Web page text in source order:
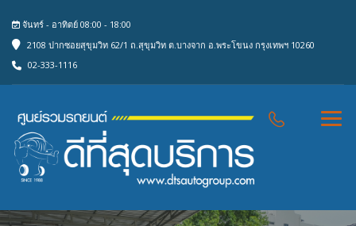
จันทร์ - อาทิตย์ 08:00 - 18:00
2108 ปากซอยสุขุมวิท 62/1 ถ.สุขุมวิท ต.บางจาก อ.พระโขนง กรุงเทพฯ 10260
02-333-1116